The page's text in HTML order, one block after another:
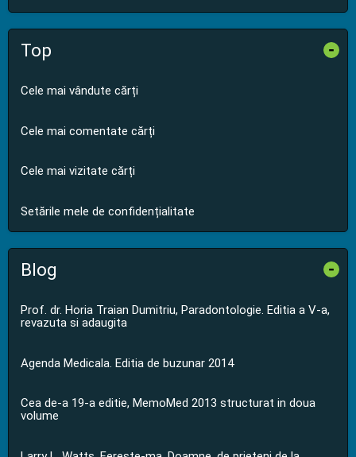
Top -
Cele mai vândute cărți
Cele mai comentate cărți
Cele mai vizitate cărți
Setările mele de confidențialitate
Blog -
Prof. dr. Horia Traian Dumitriu, Paradontologie. Editia a V-a,
revazuta si adaugita
Agenda Medicala. Editia de buzunar 2014
Cea de-a 19-a editie, MemoMed 2013 structurat in doua
volume